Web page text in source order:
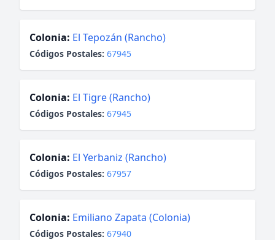
Colonia: El Tepozán (Rancho)
Códigos Postales: 67945
Colonia: El Tigre (Rancho)
Códigos Postales: 67945
Colonia: El Yerbaniz (Rancho)
Códigos Postales: 67957
Colonia: Emiliano Zapata (Colonia)
Códigos Postales: 67940